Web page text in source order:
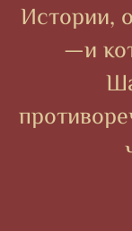
Истории,
—и